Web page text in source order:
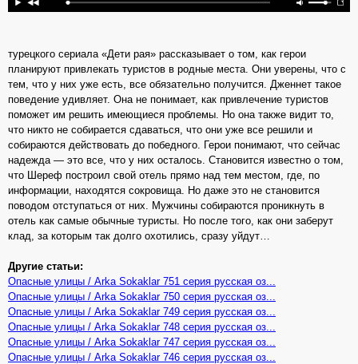
турецкого сериала «Дети рая» рассказывает о том, как герои
планируют привлекать туристов в родные места. Они уверены, что с
тем, что у них уже есть, все обязательно получится. Дженнет такое
поведение удивляет. Она не понимает, как привлечение туристов
поможет им решить имеющиеся проблемы. Но она также видит то,
что никто не собирается сдаваться, что они уже все решили и
собираются действовать до победного. Герои понимают, что сейчас
надежда — это все, что у них осталось. Становится известно о том,
что Шереф построил свой отель прямо над тем местом, где, по
информации, находятся сокровища. Но даже это не становится
поводом отступаться от них. Мужчины собираются проникнуть в
отель как самые обычные туристы. Но после того, как они заберут
клад, за которым так долго охотились, сразу уйдут…
Другие статьи:
Опасные улицы / Arka Sokaklar 751 серия русская оз...
Опасные улицы / Arka Sokaklar 750 серия русская оз...
Опасные улицы / Arka Sokaklar 749 серия русская оз...
Опасные улицы / Arka Sokaklar 748 серия русская оз...
Опасные улицы / Arka Sokaklar 747 серия русская оз...
Опасные улицы / Arka Sokaklar 746 серия русская оз...